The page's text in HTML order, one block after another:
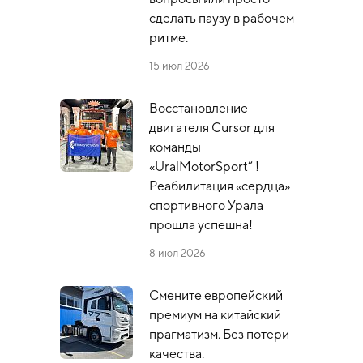
сделать паузу в рабочем
ритме.
15 июл 2026
Восстановление
двигателя Cursor для
команды
«UralMotorSport” !
Реабилитация «сердца»
спортивного Урала
прошла успешна!
8 июл 2026
Смените европейский
премиум на китайский
прагматизм. Без потери
качества.